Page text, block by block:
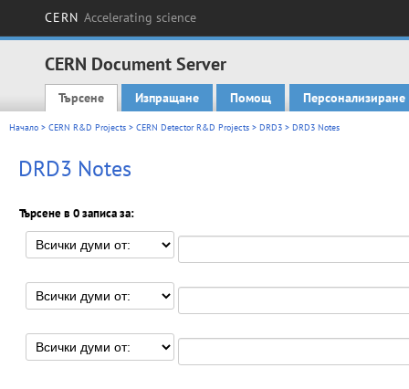
CERN Accelerating science
CERN Document Server
Main menu
Търсене Изпращане Помощ Персонализиране
Начало > CERN R&D Projects > CERN Detector R&D Projects > DRD3 > DRD3 Notes
DRD3 Notes
Търсене в 0 записа за: